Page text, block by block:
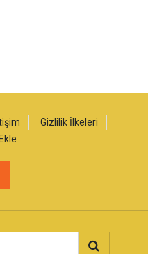
Gizlilik İlkeleri